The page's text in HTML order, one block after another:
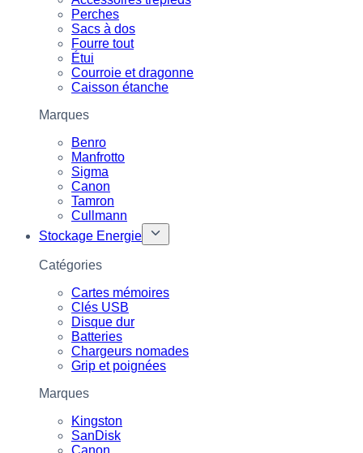
Perches
Sacs à dos
Fourre tout
Étui
Courroie et dragonne
Caisson étanche
Marques
Benro
Manfrotto
Sigma
Canon
Tamron
Cullmann
Stockage Energie
Catégories
Cartes mémoires
Clés USB
Disque dur
Batteries
Chargeurs nomades
Grip et poignées
Marques
Kingston
SanDisk
Canon